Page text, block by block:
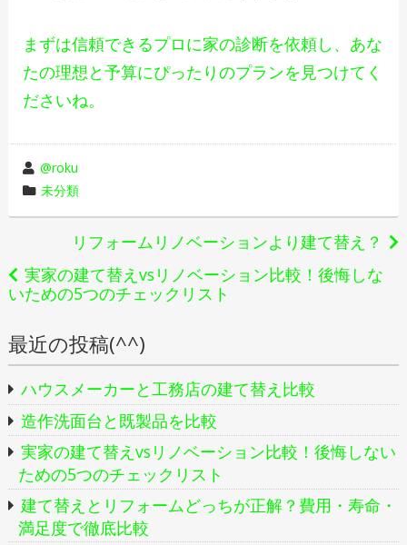
まずは信頼できるプロに家の診断を依頼し、あな
たの理想と予算にぴったりのプランを見つけてく
ださいね。
投
稿
者
@roku
カ
テ
ー
未分類
稿
ビ
ゲ
ー
シ
ョ
ン
リフォームリノベーションより建て替え？
実家の建て替えvsリノベーション比較！後悔しな
いための5つのチェックリスト
最近の投稿(^^)
ハウスメーカーと工務店の建て替え比較
造作洗面台と既製品を比較
実家の建て替えvsリノベーション比較！後悔しない
ための5つのチェックリスト
建て替えとリフォームどっちが正解？費用・寿命・
満足度で徹底比較